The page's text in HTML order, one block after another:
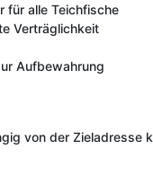
für alle Teichfische
Verträglichkeit
Aufbewahrung
von der Zieladresse